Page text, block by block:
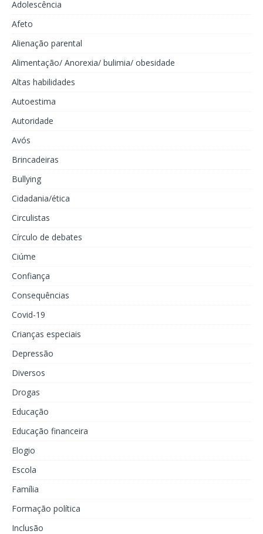
Adolescência
Afeto
Alienação parental
Alimentação/ Anorexia/ bulimia/ obesidade
Altas habilidades
Autoestima
Autoridade
Avós
Brincadeiras
Bullying
Cidadania/ética
Circulistas
Círculo de debates
Ciúme
Confiança
Consequências
Covid-19
Crianças especiais
Depressão
Diversos
Drogas
Educação
Educação financeira
Elogio
Escola
Família
Formação política
Inclusão